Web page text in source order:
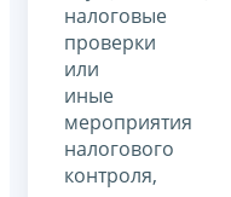
налоговые
проверки
или
иные
мероприятия
налогового
контроля,